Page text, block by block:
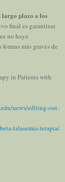
largo plazo a los
final es garantizar
no haya
más graves de
in Patients with
news/editing-out-
talasemia-terapia/